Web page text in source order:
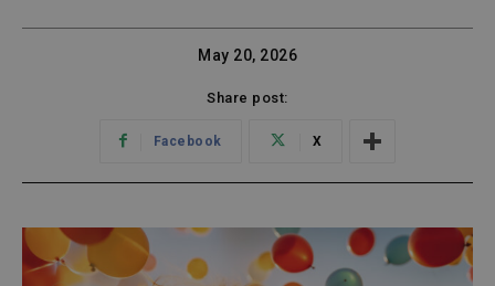
May 20, 2026
Share post:
Facebook X